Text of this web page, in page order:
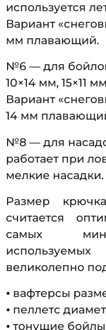
используется
Вариант
мм плавающий.
№6 — для
10×14 мм, 15×11
Вариант
14 мм
№8 — для
работает при
мелкие насадки.
Размер
считается
самых
великолепно
⦁ вафтерсы
⦁ пеллетс
⦁ тонущие